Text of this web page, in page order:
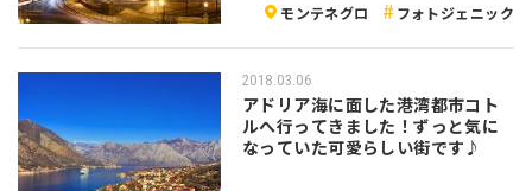
モンテネグロ フォトジェニック
2018.03.06
アドリア海に面した港湾都市コト
ルへ行ってきました！ずっと気に
なっていた可愛らしい街です♪